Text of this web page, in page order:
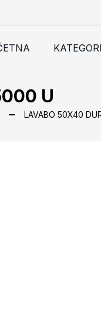
U
LAVABO 50X40